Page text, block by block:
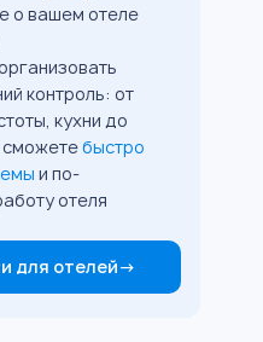
о вашем отеле
контроль: от
кухни до
сможетебыстро
и по-
отеля
для отелей→